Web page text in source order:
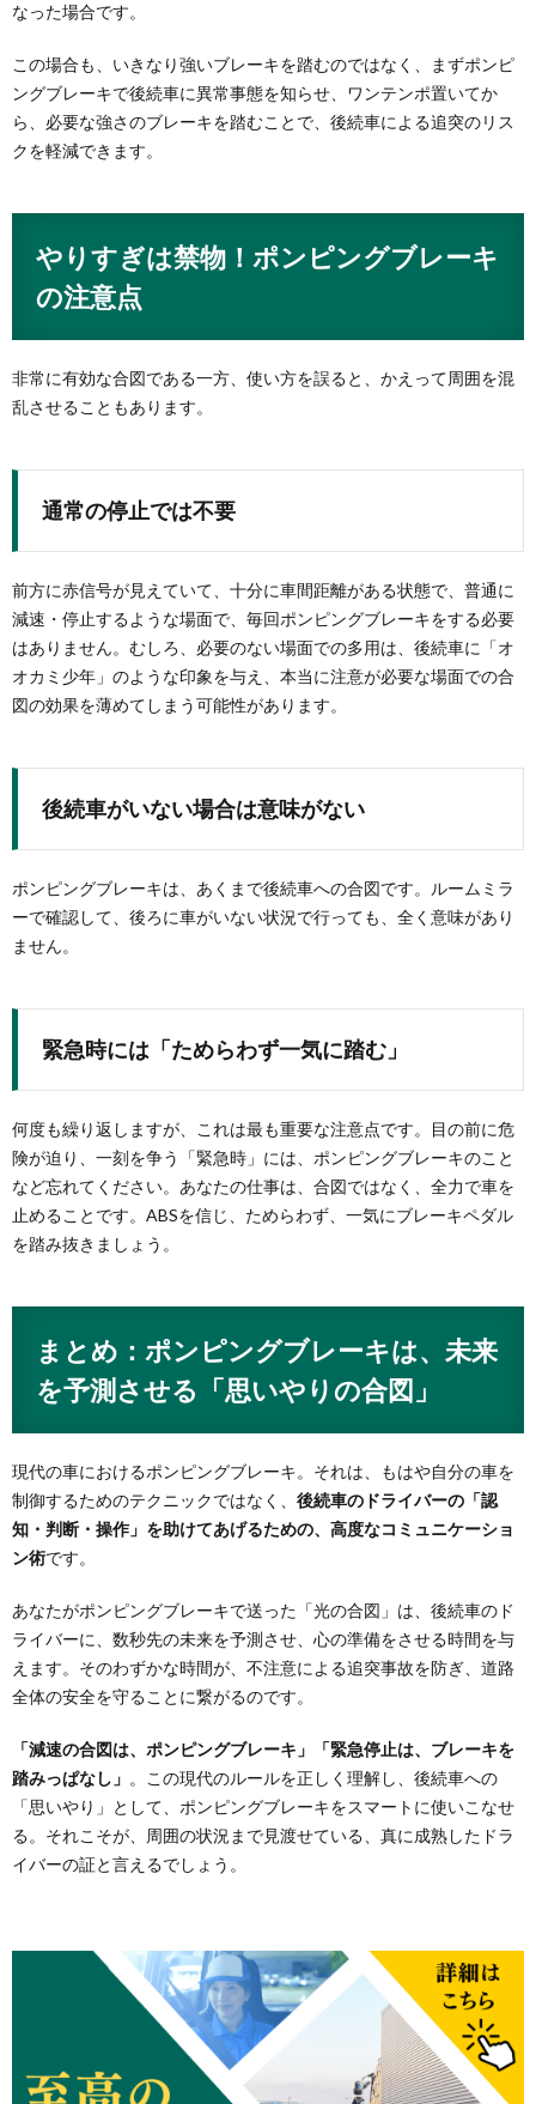
なった場合です。
この場合も、いきなり強いブレーキを踏むのではなく、まずポンピ
ングブレーキで後続車に異常事態を知らせ、ワンテンポ置いてか
ら、必要な強さのブレーキを踏むことで、後続車による追突のリス
クを軽減できます。
やりすぎは禁物！ポンピングブレーキ
の注意点
非常に有効な合図である一方、使い方を誤ると、かえって周囲を混
乱させることもあります。
通常の停止では不要
前方に赤信号が見えていて、十分に車間距離がある状態で、普通に
減速・停止するような場面で、毎回ポンピングブレーキをする必要
はありません。むしろ、必要のない場面での多用は、後続車に「オ
オカミ少年」のような印象を与え、本当に注意が必要な場面での合
図の効果を薄めてしまう可能性があります。
後続車がいない場合は意味がない
ポンピングブレーキは、あくまで後続車への合図です。ルームミラ
ーで確認して、後ろに車がいない状況で行っても、全く意味があり
ません。
緊急時には「ためらわず一気に踏む」
何度も繰り返しますが、これは最も重要な注意点です。目の前に危
険が迫り、一刻を争う「緊急時」には、ポンピングブレーキのこと
など忘れてください。あなたの仕事は、合図ではなく、全力で車を
止めることです。ABSを信じ、ためらわず、一気にブレーキペダル
を踏み抜きましょう。
まとめ：ポンピングブレーキは、未来
を予測させる「思いやりの合図」
現代の車におけるポンピングブレーキ。それは、もはや自分の車を
制御するためのテクニックではなく、 後続車のドライバーの「認
知・判断・操作」を助けてあげるための、高度なコミュニケーショ
ン術です。
あなたがポンピングブレーキで送った「光の合図」は、後続車のド
ライバーに、数秒先の未来を予測させ、心の準備をさせる時間を与
えます。そのわずかな時間が、不注意による追突事故を防ぎ、道路
全体の安全を守ることに繋がるのです。
「減速の合図は、ポンピングブレーキ」「緊急停止は、ブレーキを
踏みっぱなし」 。この現代のルールを正しく理解し、後続車への
「思いやり」として、ポンピングブレーキをスマートに使いこなせ
る。それこそが、周囲の状況まで見渡せている、真に成熟したドラ
イバーの証と言えるでしょう。